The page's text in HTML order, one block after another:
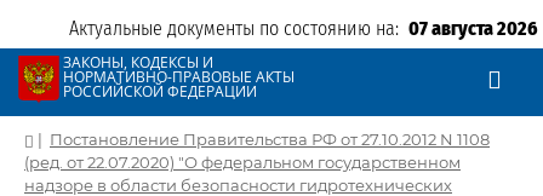
Актуальные документы по состоянию на: 07 августа 2026
ЗАКОНЫ, КОДЕКСЫ И
НОРМАТИВНО-ПРАВОВЫЕ АКТЫ
РОССИЙСКОЙ ФЕДЕРАЦИИ
| Постановление Правительства РФ от 27.10.2012 N 1108
(ред. от 22.07.2020) "О федеральном государственном
надзоре в области безопасности гидротехнических